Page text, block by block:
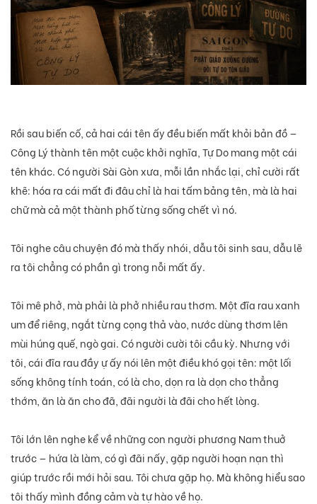
Rồi sau biến cố, cả hai cái tên ấy đều biến mất khỏi bản đồ —
Công Lý thành tên một cuộc khởi nghĩa, Tự Do mang một cái
tên khác. Có người Sài Gòn xưa, mỗi lần nhắc lại, chỉ cười rất
khẽ: hóa ra cái mất đi đâu chỉ là hai tấm bảng tên, mà là hai
chữ mà cả một thành phố từng sống chết vì nó.
Tôi nghe câu chuyện đó mà thấy nhói, dẫu tôi sinh sau, dẫu lẽ
ra tôi chẳng có phần gì trong nỗi mất ấy.
Tôi mê phở, mà phải là phở nhiều rau thơm. Một đĩa rau xanh
um để riêng, ngắt từng cọng thả vào, nước dùng thơm lên
mùi húng quế, ngò gai. Có người cười tôi cầu kỳ. Nhưng với
tôi, cái đĩa rau đầy ự ấy nói lên một điều khó gọi tên: một lối
sống không tính toán, có là cho, dọn ra là dọn cho thẳng
thớm, ăn là ăn cho đã, đãi người là đãi cho hết lòng.
Tôi lớn lên nghe kể về những con người phương Nam thuở
trước — hứa là làm, có gì đãi nấy, gặp người hoạn nạn thì
giúp trước rồi mới hỏi sau. Tôi chưa gặp họ. Mà không hiểu sao
tôi thấy mình đồng cảm và tự hào về họ.